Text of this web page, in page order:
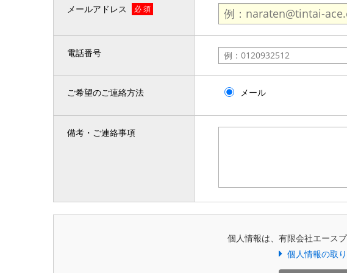
メールアドレス 必 須
電話番号
ご希望のご連絡方法 メール
備考・ご連絡事項
個人情報は、有限会社エース
個人情報の取